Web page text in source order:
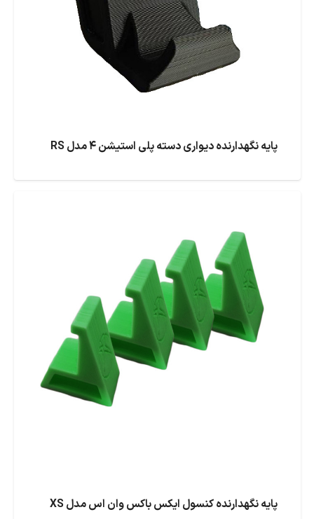
پایه نگهدارنده دیواری دسته پلی استیشن ۴ مدل RS
پایه نگهدارنده کنسول ایکس باکس وان اس مدل XS